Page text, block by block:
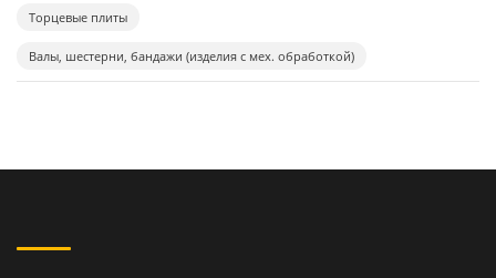
Торцевые плиты
Валы, шестерни, бандажи (изделия с мех. обработкой)